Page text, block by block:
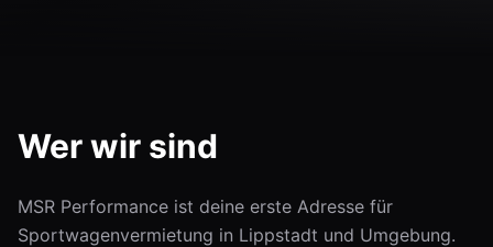
Wer wir sind
MSR Performance ist deine erste Adresse für
Sportwagenvermietung in Lippstadt und Umgebung.